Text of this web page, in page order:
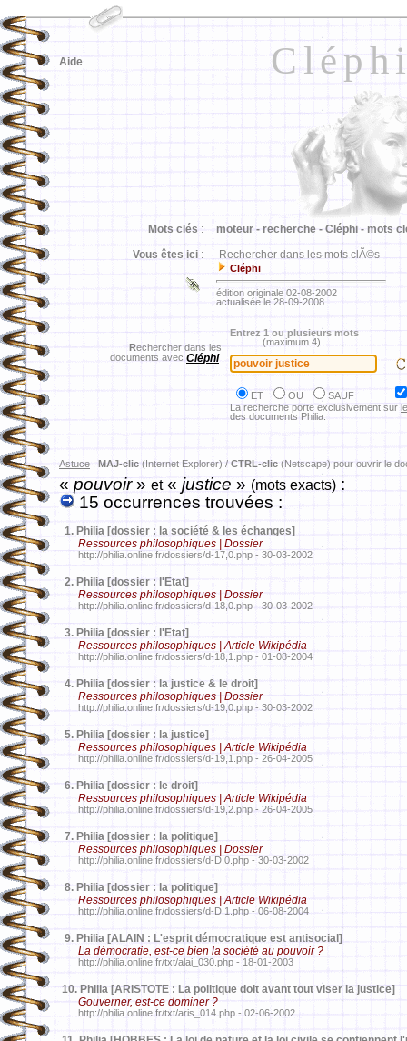
Aide
Mots clés : moteur - recherche - Cléphi - mots
Vous êtes ici : Rechercher dans les mots clÃ©s
Cléphi
édition originale 02-08-2002
actualisée le 28-09-2008
Rechercher dans les
documents avec Cléphi
Entrez 1 ou plusieurs mots
(maximum 4)
ET OU
SAUF
La recherche porte exclusivement sur
des documents Philia.
Astuce : MAJ-clic (Internet Explorer) / CTRL-clic (Netscape) pour ouvrir le
«pouvoir»et« justice » (mots exacts) :
15 occurrences trouvées :
1. Philia [dossier : la société & les échanges]
Ressources philosophiques | Dossier
http://philia.online.fr/dossiers/d-17,0.php - 30-03-2002
2. Philia [dossier : l'Etat]
Ressources philosophiques | Dossier
http://philia.online.fr/dossiers/d-18,0.php - 30-03-2002
3. Philia [dossier : l'Etat]
Ressources philosophiques | Article Wikipédia
http://philia.online.fr/dossiers/d-18,1.php - 01-08-2004
4. Philia [dossier : la justice & le droit]
Ressources philosophiques | Dossier
http://philia.online.fr/dossiers/d-19,0.php - 30-03-2002
5. Philia [dossier : la justice]
Ressources philosophiques | Article Wikipédia
http://philia.online.fr/dossiers/d-19,1.php - 26-04-2005
6. Philia [dossier : le droit]
Ressources philosophiques | Article Wikipédia
http://philia.online.fr/dossiers/d-19,2.php - 26-04-2005
7. Philia [dossier : la politique]
Ressources philosophiques | Dossier
http://philia.online.fr/dossiers/d-D,0.php - 30-03-2002
8. Philia [dossier : la politique]
Ressources philosophiques | Article Wikipédia
http://philia.online.fr/dossiers/d-D,1.php - 06-08-2004
9. Philia [ALAIN : L'esprit démocratique est antisocial]
La démocratie, est-ce bien la société au pouvoir ?
http://philia.online.fr/txt/alai_030.php - 18-01-2003
10. Philia [ARISTOTE : La politique doit avant tout viser la justice]
Gouverner, est-ce dominer ?
http://philia.online.fr/txt/aris_014.php - 02-06-2002